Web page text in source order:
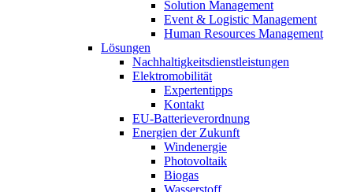
Solution Management
Event & Logistic Management
Human Resources Management
Lösungen
Nachhaltigkeitsdienstleistungen
Elektromobilität
Expertentipps
Kontakt
EU-Batterieverordnung
Energien der Zukunft
Windenergie
Photovoltaik
Biogas
Wasserstoff